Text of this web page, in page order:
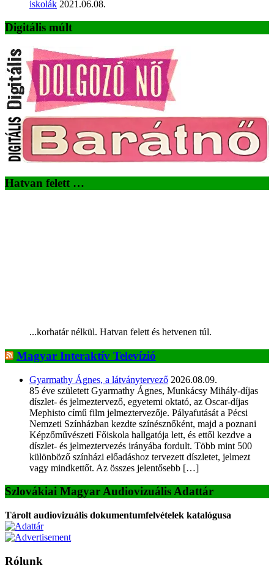
iskolák 2021.06.08.
Digitális múlt
Hatvan felett …
...korhatár nélkül. Hatvan felett és hetvenen túl.
Magyar Interaktív Televízió
Gyarmathy Ágnes, a látványtervező 2026.08.09.
85 éve született Gyarmathy Ágnes, Munkácsy Mihály-díjas
díszlet- és jelmeztervező, egyetemi oktató, az Oscar-díjas
Mephisto című film jelmeztervezője. Pályafutását a Pécsi
Nemzeti Színházban kezdte színésznőként, majd a poznani
Képzőművészeti Főiskola hallgatója lett, és ettől kezdve a
díszlet- és jelmeztervezés irányába fordult. Több mint 500
különböző színházi előadáshoz tervezett díszletet, jelmezt
vagy mindkettőt. Az összes jelentősebb […]
Szlovákiai Magyar Audiovizuális Adattár
Tárolt audiovizuális dokumentumfelvételek katalógusa
Rólunk